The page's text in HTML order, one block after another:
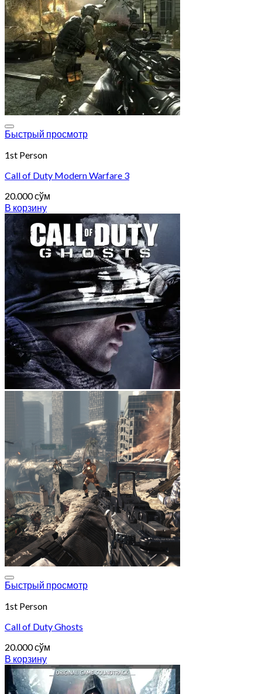
Быстрый просмотр
1st Person
Call of Duty Modern Warfare 3
20.000сўм
В корзину
Быстрый просмотр
1st Person
Call of Duty Ghosts
20.000сўм
В корзину